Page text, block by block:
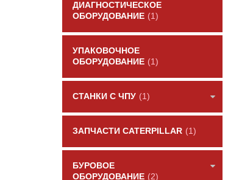
ДИАГНОСТИЧЕСКОЕ
ОБОРУДОВАНИЕ (1)
УПАКОВОЧНОЕ
ОБОРУДОВАНИЕ (1)
СТАНКИ С ЧПУ (1)
ЗАПЧАСТИ CATERPILLAR (1)
БУРОВОЕ
ОБОРУДОВАНИЕ (2)